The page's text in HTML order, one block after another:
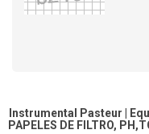
Instrumental Pasteur |
PAPELES DE FILTRO,